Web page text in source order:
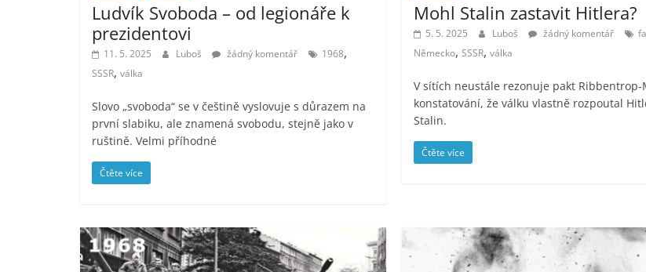
Ludvík Svoboda – od legionáře k
prezidentovi
11. 5. 2025 Luboš žádný komentář 1968,
SSSR, válka
Slovo „svoboda“ se v češtině vyslovuje s důrazem na
první slabiku, ale znamená svobodu, stejně jako v
ruštině. Velmi příhodné
Čtěte více
Mohl Stalin zastavit Hitlera?
5. 5. 2025 Luboš žádný komentář
Německo,SSSR,válka
V sítích neustále rezonuje pakt Ribbentrop-
konstatování, že válku vlastně rozpoutal
Stalin.
Čtěte více